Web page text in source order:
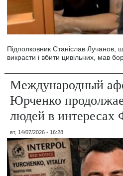
Підполковник Станіслав Лучанов,
викрасти і вбити цивільних, мав
Международный
Юрченко
людей в
вт, 14/07/2026 - 16:28